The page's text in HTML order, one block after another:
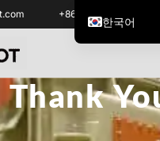
+86 18062060691
Thank
한국어
English
ไทย
Italiano